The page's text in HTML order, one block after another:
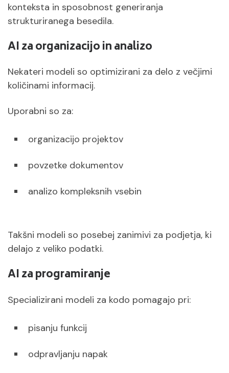
konteksta in sposobnost generiranja
strukturiranega besedila.
AI za organizacijo in analizo
Nekateri modeli so optimizirani za delo z večjimi
količinami informacij.
Uporabni so za:
organizacijo projektov
povzetke dokumentov
analizo kompleksnih vsebin
Takšni modeli so posebej zanimivi za podjetja, ki
delajo z veliko podatki.
AI za programiranje
Specializirani modeli za kodo pomagajo pri:
pisanju funkcij
odpravljanju napak